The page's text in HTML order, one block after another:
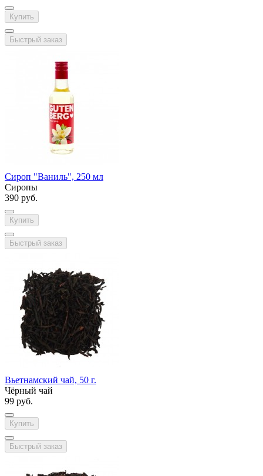
Купить
Быстрый заказ
Сироп "Ваниль", 250 мл
Сиропы
390 руб.
Купить
Быстрый заказ
Вьетнамский чай, 50 г.
Чёрный чай
99 руб.
Купить
Быстрый заказ